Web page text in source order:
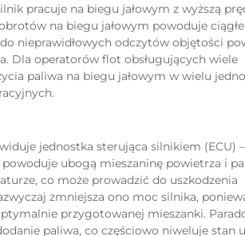
pracuje na biegu jałowym z wyższą
na biegu jałowym powoduje ciągłe
nieprawidłowych odczytów objętości
Dla operatorów flot obsługujących wiele
paliwa na biegu jałowym w wielu
jednostka sterująca silnikiem (ECU)
ubogą mieszaninę powietrza i
co może prowadzić do uszkodzenia
zmniejsza ono moc silnika,
przygotowanej mieszanki.
paliwa, co częściowo niweluje stan